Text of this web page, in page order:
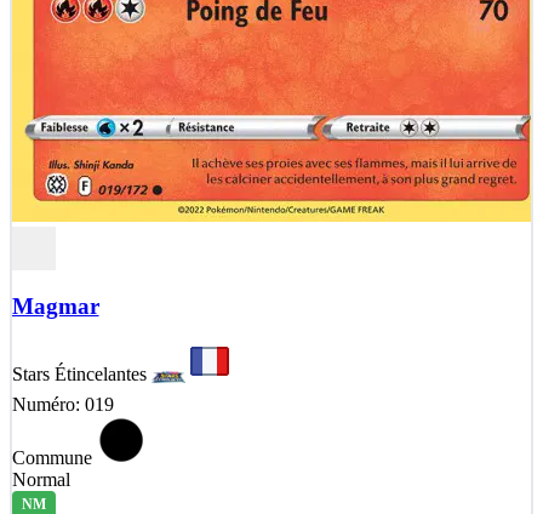
Magmar
Stars Étincelantes
Numéro: 019
Commune
Normal
NM